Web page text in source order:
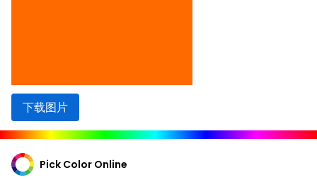
下载图片
Pick Color Online